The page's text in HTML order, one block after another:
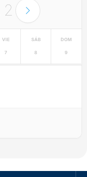
2
VIE
7
SÁB
8
DOM
9